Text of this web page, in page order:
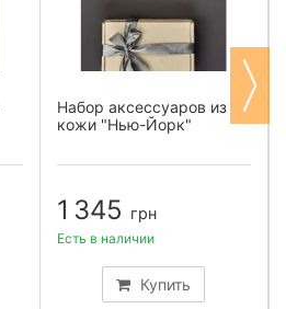
Набор аксессуаров из
кожи "Нью-Йорк"
1 345 грн
Купить
Есть в наличии